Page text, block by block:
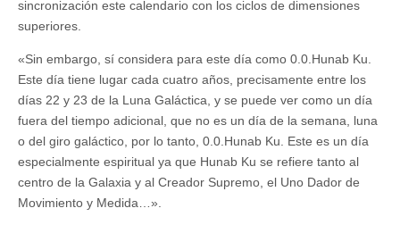
sincronización este calendario con los ciclos de dimensiones
superiores.
«Sin embargo, sí considera para este día como 0.0.Hunab Ku.
Este día tiene lugar cada cuatro años, precisamente entre los
días 22 y 23 de la Luna Galáctica, y se puede ver como un día
fuera del tiempo adicional, que no es un día de la semana, luna
o del giro galáctico, por lo tanto, 0.0.Hunab Ku. Este es un día
especialmente espiritual ya que Hunab Ku se refiere tanto al
centro de la Galaxia y al Creador Supremo, el Uno Dador de
Movimiento y Medida…».